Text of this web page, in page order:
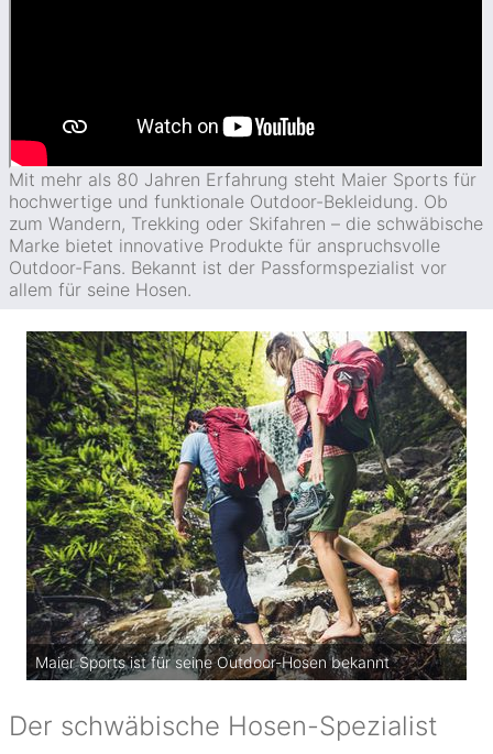
Mit mehr als 80 Jahren Erfahrung steht Maier Sports für
hochwertige und funktionale Outdoor-Bekleidung. Ob
zum Wandern, Trekking oder Skifahren – die schwäbische
Marke bietet innovative Produkte für anspruchsvolle
Outdoor-Fans. Bekannt ist der Passformspezialist vor
allem für seine Hosen.
Maier Sports ist für seine Outdoor-Hosen bekannt
Der schwäbische Hosen-Spezialist